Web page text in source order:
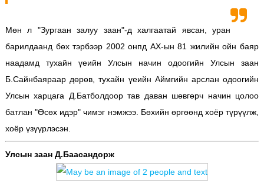
Мөн л "Зургаан залуу заан"-д халгаатай явсан, уран
барилдаанд бөх тэрбээр 2002 онпд АХ-ын 81 жилийн ойн баяр
наадамд тухайн үеийн Улсын начин одоогийн Улсын заан
Б.Сайнбаяраар дөрөв, тухайн үеийн Аймгийн арслан одоогийн
Улсын харцага Д.Батболдоор тав даван шөвгөрч начин цолоо
батлан "Өсөх идэр" чимэг нэмжээ. Бөхийн өргөөнд хоёр түрүүлж,
хоёр үзүүрлэсэн.
Улсын заан Д.Баасандорж